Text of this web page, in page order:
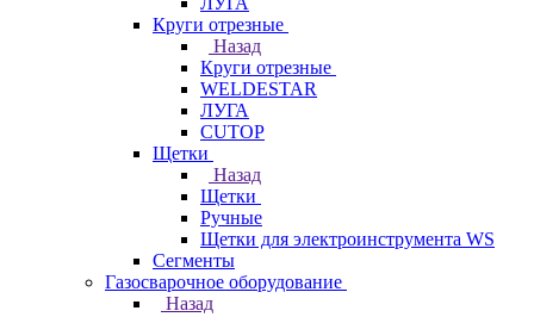
Круги отрезные
Назад
Круги отрезные
WELDESTAR
ЛУГА
CUTOP
Щетки
Назад
Щетки
Ручные
Щетки для электроинструмента WS
Сегменты
Газосварочное оборудование
Назад